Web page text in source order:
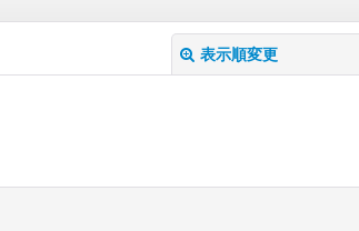
表示順変更